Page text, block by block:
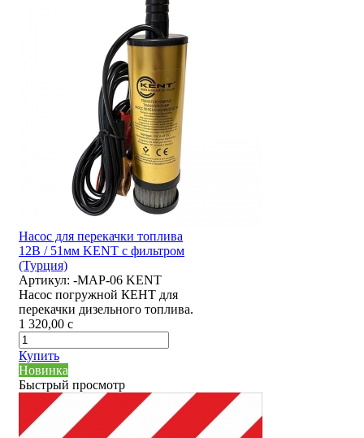
Насос для перекачки топлива
12В / 51мм KENT с фильтром
(Турция)
Артикул: -MAP-06 KENT
Насос погружной КЕНТ для
перекачки дизельного топлива.
1 320,00 c
Купить
Новинка
Быстрый просмотр